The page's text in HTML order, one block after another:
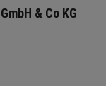
& Co KG